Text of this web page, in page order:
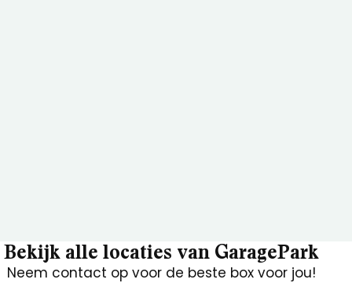
Bekijk alle locaties van GaragePark
Neem contact op voor de beste box voor jou!